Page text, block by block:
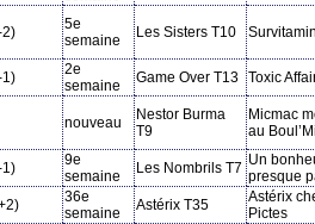
2)
5e
semaine
Les Sisters T10
1)
2e
semaine
Game Over T13 Toxic
nouveau
Nestor Burma
T9
Micmac
au
1)
9e
semaine
Les Nombrils T7 Un
presque
36e
semaine
Astérix T35
Astérix
Pictes